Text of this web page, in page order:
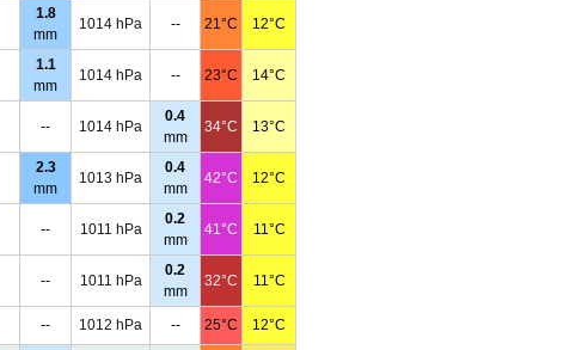
1.8
mm
1014 hPa -- 21°C 12°C
1.1
mm
1014 hPa -- 23°C 14°C
-- 1014 hPa
0.4
mm
34°C 13°C
2.3
mm
1013 hPa
0.4
mm
42°C 12°C
-- 1011 hPa
0.2
mm
41°C 11°C
-- 1011 hPa
0.2
mm
32°C 11°C
-- 1012 hPa -- 25°C 12°C